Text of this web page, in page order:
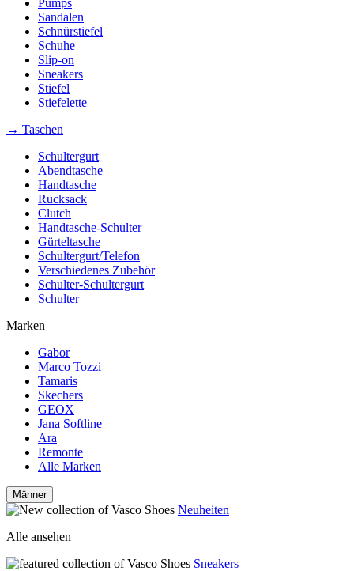
Pumps
Sandalen
Schnürstiefel
Schuhe
Slip-on
Sneakers
Stiefel
Stiefelette
→ Taschen
Schultergurt
Abendtasche
Handtasche
Rucksack
Clutch
Handtasche-Schulter
Gürteltasche
Schultergurt/Telefon
Verschiedenes Zubehör
Schulter-Schultergurt
Schulter
Marken
Gabor
Marco Tozzi
Tamaris
Skechers
GEOX
Jana Softline
Ara
Remonte
Alle Marken
Männer
Neuheiten
Alle ansehen
Sneakers